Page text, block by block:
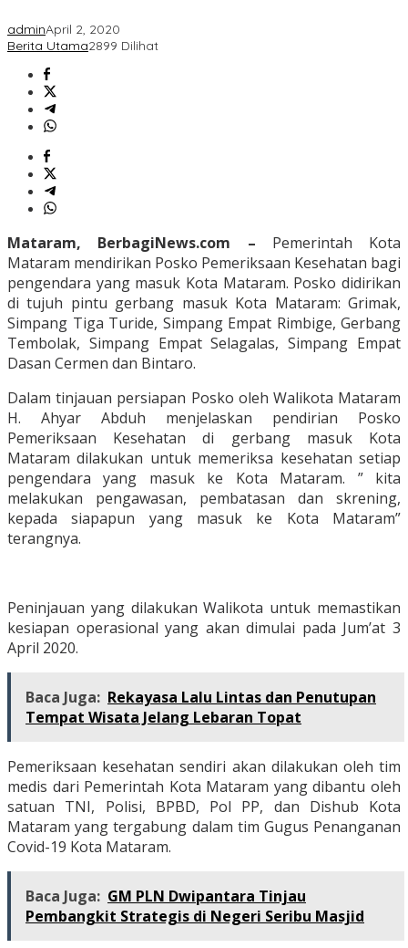
adminApril 2, 2020
Berita Utama2899 Dilihat
Mataram, BerbagiNews.com – Pemerintah Kota
Mataram mendirikan Posko Pemeriksaan Kesehatan bagi
pengendara yang masuk Kota Mataram. Posko didirikan
di tujuh pintu gerbang masuk Kota Mataram: Grimak,
Simpang Tiga Turide, Simpang Empat Rimbige, Gerbang
Tembolak, Simpang Empat Selagalas, Simpang Empat
Dasan Cermen dan Bintaro.
Dalam tinjauan persiapan Posko oleh Walikota Mataram
H. Ahyar Abduh menjelaskan pendirian Posko
Pemeriksaan Kesehatan di gerbang masuk Kota
Mataram dilakukan untuk memeriksa kesehatan setiap
pengendara yang masuk ke Kota Mataram. ” kita
melakukan pengawasan, pembatasan dan skrening,
kepada siapapun yang masuk ke Kota Mataram”
terangnya.
Peninjauan yang dilakukan Walikota untuk memastikan
kesiapan operasional yang akan dimulai pada Jum’at 3
April 2020.
Baca Juga: Rekayasa Lalu Lintas dan Penutupan
Tempat Wisata Jelang Lebaran Topat
Pemeriksaan kesehatan sendiri akan dilakukan oleh tim
medis dari Pemerintah Kota Mataram yang dibantu oleh
satuan TNI, Polisi, BPBD, Pol PP, dan Dishub Kota
Mataram yang tergabung dalam tim Gugus Penanganan
Covid-19 Kota Mataram.
Baca Juga: GM PLN Dwipantara Tinjau
Pembangkit Strategis di Negeri Seribu Masjid